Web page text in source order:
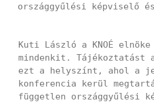
országgyűlési képviselő és
Kuti László a KNOÉ
mindenkit. Tájékoztatást
ezt a helyszínt, ahol a
konferencia kerül
független országgyűlési